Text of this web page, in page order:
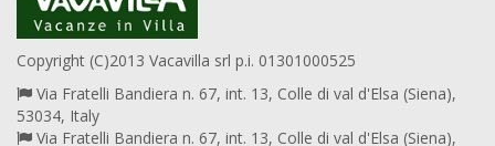
Copyright (C)2013 Vacavilla srl p.i. 01301000525
Via Fratelli Bandiera n. 67, int. 13, Colle di val d'Elsa (Siena),
53034, Italy
Via Fratelli Bandiera n. 67, int. 13, Colle di val d'Elsa (Siena),